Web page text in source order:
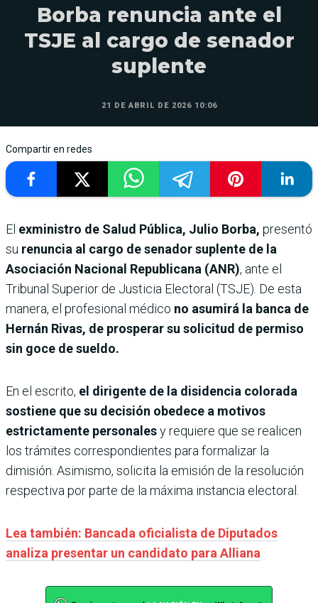
Borba renuncia ante el
TSJE al cargo de senador
suplente
21 DE ABRIL DE 2026 10:06
Compartir en redes
El exministro de Salud Pública, Julio Borba, presentó
su renuncia al cargo de senador suplente de la
Asociación Nacional Republicana (ANR), ante el
Tribunal Superior de Justicia Electoral (TSJE). De esta
manera, el profesional médico no asumirá la banca de
Hernán Rivas, de prosperar su solicitud de permiso
sin goce de sueldo.
En el escrito, el dirigente de la disidencia colorada
sostiene que su decisión obedece a motivos
estrictamente personalesy requiere que se realicen
los trámites correspondientes para formalizar la
dimisión. Asimismo, solicita la emisión de la resolución
respectiva por parte de la máxima instancia electoral.
Lea también: Bancada oficialista de Diputados
analiza presentar un candidato para Alliana